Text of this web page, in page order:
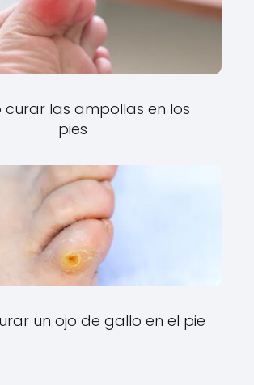
curar las ampollas en los
pies
un ojo de gallo en el pie